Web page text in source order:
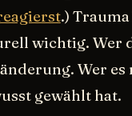
.)
wichtig. Wer
Wer
gewählt hat.